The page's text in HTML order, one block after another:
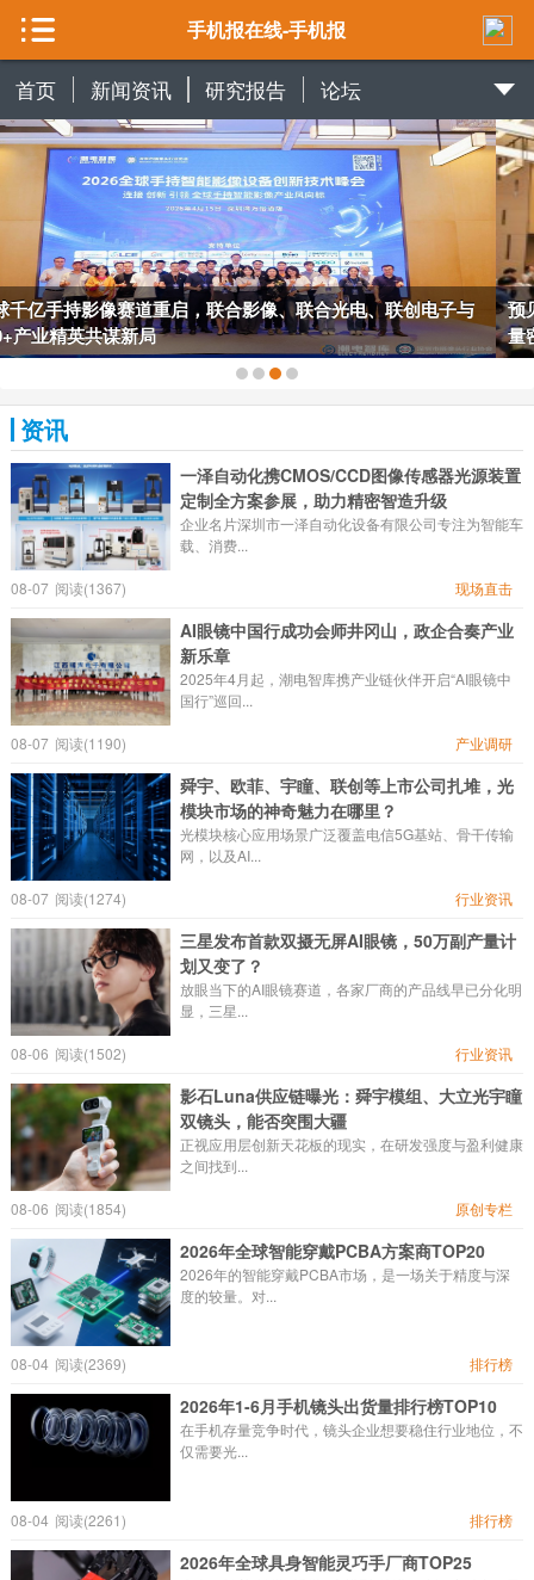
手机报在线-手机报
首页 新闻资讯 研究报告 论坛
预见2026：AI眼镜中国行“期末考试”荣耀收官，千企解锁市场增
量密码
资讯
一泽自动化携CMOS/CCD图像传感器光源装置
定制全方案参展，助力精密智造升级
企业名片深圳市一泽自动化设备有限公司专注为智能车
载、消费...
08-07 阅读(1367) 现场直击
AI眼镜中国行成功会师井冈山，政企合奏产业
新乐章
2025年4月起，潮电智库携产业链伙伴开启“AI眼镜中
国行”巡回...
08-07 阅读(1190) 产业调研
舜宇、欧菲、宇瞳、联创等上市公司扎堆，光
模块市场的神奇魅力在哪里？
光模块核心应用场景广泛覆盖电信5G基站、骨干传输
网，以及AI...
08-07 阅读(1274) 行业资讯
三星发布首款双摄无屏AI眼镜，50万副产量计
划又变了？
放眼当下的AI眼镜赛道，各家厂商的产品线早已分化明
显，三星...
08-06 阅读(1502) 行业资讯
影石Luna供应链曝光：舜宇模组、大立光宇瞳
双镜头，能否突围大疆
正视应用层创新天花板的现实，在研发强度与盈利健康
之间找到...
08-06 阅读(1854) 原创专栏
2026年全球智能穿戴PCBA方案商TOP20
2026年的智能穿戴PCBA市场，是一场关于精度与深
度的较量。对...
08-04 阅读(2369) 排行榜
2026年1-6月手机镜头出货量排行榜TOP10
在手机存量竞争时代，镜头企业想要稳住行业地位，不
仅需要光...
08-04 阅读(2261) 排行榜
2026年全球具身智能灵巧手厂商TOP25